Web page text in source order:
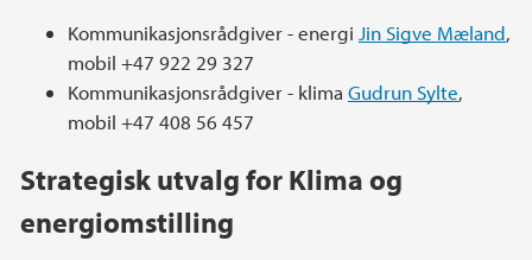
Kommunikasjonsrådgiver - energi Jin Sigve Mæland,
mobil +47 922 29 327
Kommunikasjonsrådgiver - klima Gudrun Sylte,
mobil +47 408 56 457
Strategisk utvalg for Klima og
energiomstilling